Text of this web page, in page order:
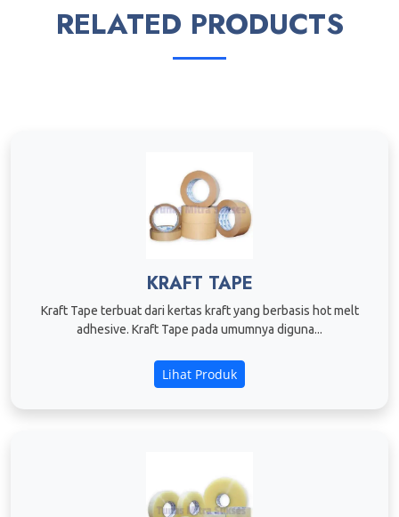
RELATED PRODUCTS
KRAFT TAPE
Kraft Tape terbuat dari kertas kraft yang berbasis hot melt
adhesive. Kraft Tape pada umumnya diguna...
Lihat Produk